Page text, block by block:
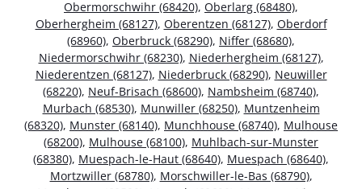
Obermorschwihr (68420), Oberlarg (68480),
Oberhergheim (68127), Oberentzen (68127), Oberdorf
(68960), Oberbruck (68290), Niffer (68680),
Niedermorschwihr (68230), Niederhergheim (68127),
Niederentzen (68127), Niederbruck (68290), Neuwiller
(68220), Neuf-Brisach (68600), Nambsheim (68740),
Murbach (68530), Munwiller (68250), Muntzenheim
(68320), Munster (68140), Munchhouse (68740), Mulhouse
(68200), Mulhouse (68100), Muhlbach-sur-Munster
(68380), Muespach-le-Haut (68640), Muespach (68640),
Mortzwiller (68780), Morschwiller-le-Bas (68790),